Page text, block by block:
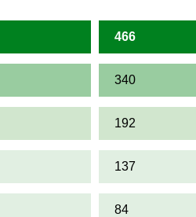
466
340
192
137
84